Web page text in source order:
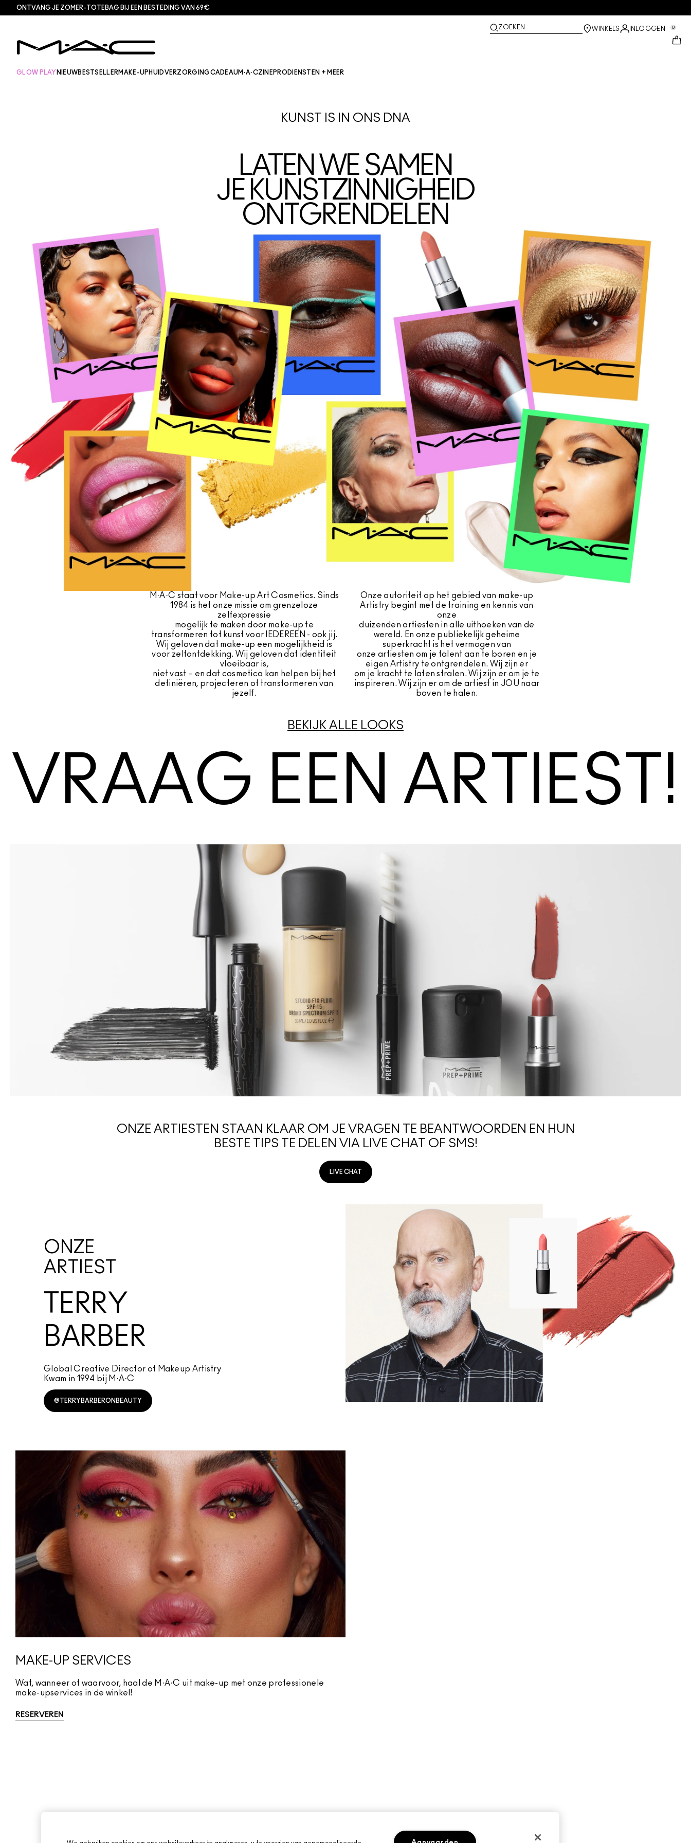
ONTVANG JE ZOMER-TOTEBAG BIJ EEN BESTEDING VAN 69€
ZOEKEN WINKELS INLOGGEN 0
GLOW PLAY NIEUWBESTSELLER MAKE-UP HUIDVERZORGINGCADEAUM·A·CZINE PRO DIENSTEN + MEER
KUNST IS IN ONS DNA
LATEN WE SAMEN
JE KUNSTZINNIGHEID
ONTGRENDELEN
M·A·C staat voor Make-up Art Cosmetics. Sinds
1984 is het onze missie om grenzeloze
zelfexpressie
mogelijk te maken door make-up te
transformeren tot kunst voor IEDEREEN - ook jij.
Wij geloven dat make-up een mogelijkheid is
voor zelfontdekking. Wij geloven dat identiteit
vloeibaar is,
niet vast – en dat cosmetica kan helpen bij het
definiëren, projecteren of transformeren van
jezelf.
Onze autoriteit op het gebied van make-up
Artistry begint met de training en kennis van
onze
duizenden artiesten in alle uithoeken van de
wereld. En onze publiekelijk geheime
superkracht is het vermogen van
onze artiesten om je talent aan te boren en je
eigen Artistry te ontgrendelen. Wij zijn er
om je kracht te laten stralen. Wij zijn er om je te
inspireren. Wij zijn er om de artiest in JOU naar
boven te halen.
BEKIJK ALLE LOOKS
VRAAG EEN ARTIEST!
ONZE ARTIESTEN STAAN KLAAR OM JE VRAGEN TE BEANTWOORDEN EN HUN
BESTE TIPS TE DELEN VIA LIVE CHAT OF SMS!
LIVE CHAT
ONZE
ARTIEST
TERRY
BARBER
Global Creative Director of Makeup Artistry
Kwam in 1994 bij M·A·C
@TERRYBARBERONBEAUTY
MAKE-UP SERVICES
Wat, wanneer of waarvoor, haal de M·A·C uit make-up met onze professionele
make-upservices in de winkel!
RESERVEREN